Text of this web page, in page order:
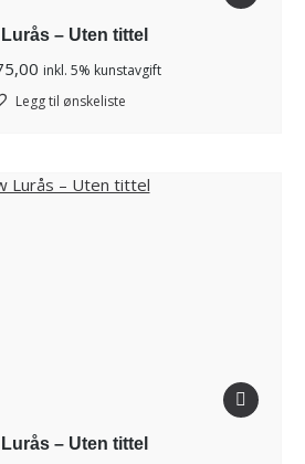
– Uten tittel
inkl. 5% kunstavgift
Legg til ønskeliste
– Uten tittel